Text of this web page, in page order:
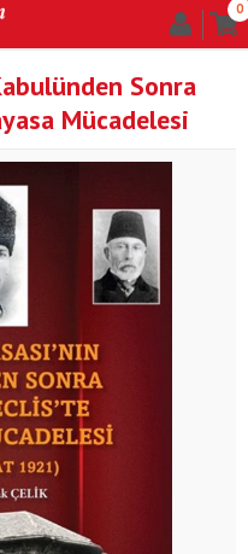
0
Sonra
Mücadelesi